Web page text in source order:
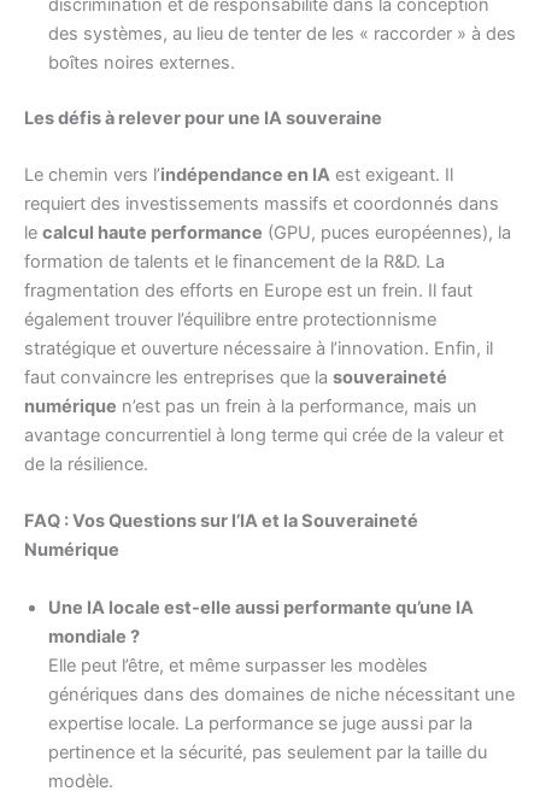
discrimination et de responsabilité dans la conception
des systèmes, au lieu de tenter de les « raccorder » à des
boîtes noires externes.
Les défis à relever pour une IA souveraine
Le chemin vers l’indépendance en IA est exigeant. Il
requiert des investissements massifs et coordonnés dans
le calcul haute performance (GPU, puces européennes), la
formation de talents et le financement de la R&D. La
fragmentation des efforts en Europe est un frein. Il faut
également trouver l’équilibre entre protectionnisme
stratégique et ouverture nécessaire à l’innovation. Enfin, il
faut convaincre les entreprises que la souveraineté
numérique n’est pas un frein à la performance, mais un
avantage concurrentiel à long terme qui crée de la valeur et
de la résilience.
FAQ : Vos Questions sur l’IA et la Souveraineté
Numérique
Une IA locale est-elle aussi performante qu’une IA
mondiale ?
Elle peut l’être, et même surpasser les modèles
génériques dans des domaines de niche nécessitant une
expertise locale. La performance se juge aussi par la
pertinence et la sécurité, pas seulement par la taille du
modèle.